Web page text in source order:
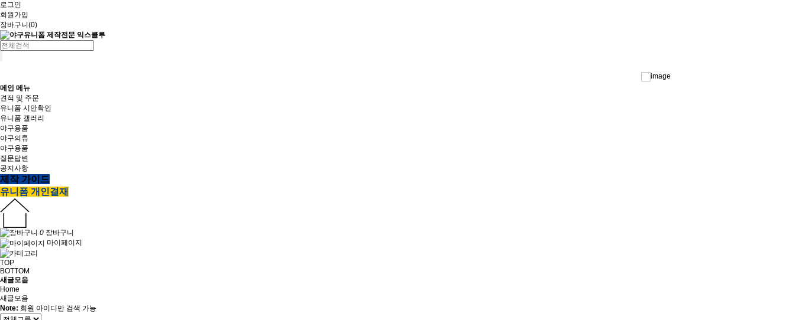
로그인
회원가입
장바구니(0)
메인 메뉴
견적 및 주문
유니폼 시안확인
유니폼 갤러리
야구용품
야구의류
야구용품
질문답변
공지사항
제작 가이드
유니폼 개인결재
0 장바구니
마이페이지
TOP
BOTTOM
새글모음
Home
새글모음
Note: 회원 아이디만 검색 가능